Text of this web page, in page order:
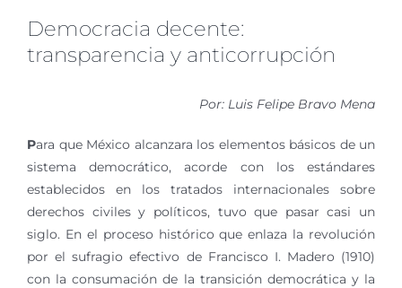
Democracia decente:
transparencia y anticorrupción
Por: Luis Felipe Bravo Mena
Para que México alcanzara los elementos básicos de un
sistema democrático, acorde con los estándares
establecidos en los tratados internacionales sobre
derechos civiles y políticos, tuvo que pasar casi un
siglo. En el proceso histórico que enlaza la revolución
por el sufragio efectivo de Francisco I. Madero (1910)
con la consumación de la transición democrática y la